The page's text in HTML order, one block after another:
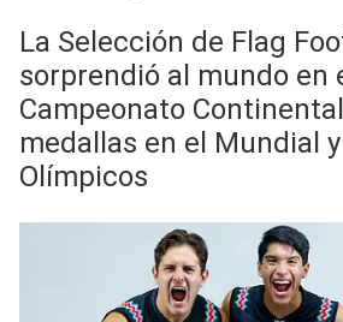
La Selección de Flag
sorprendió al mundo en
Campeonato
medallas en el Mundial
Olímpicos